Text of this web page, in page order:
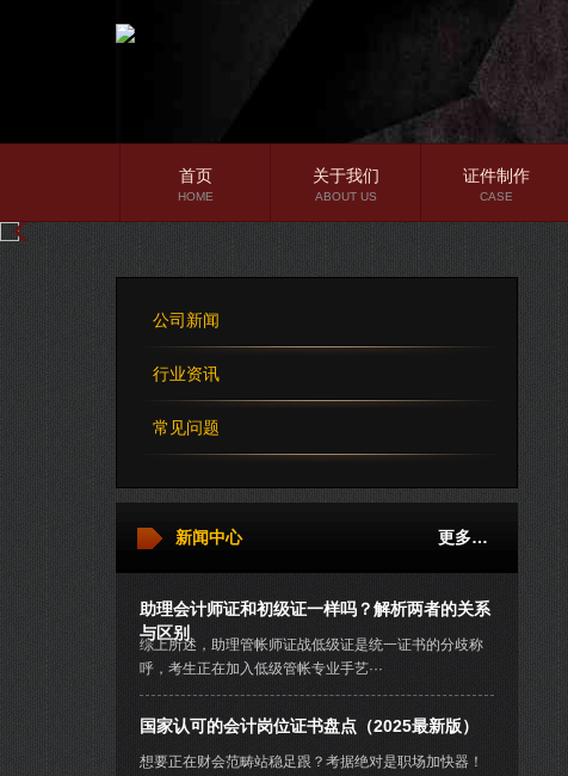
首页
HOME
关于我们
ABOUT US
证件制作
CASE
公司新闻
行业资讯
常见问题
更多…
新闻中心
助理会计师证和初级证一样吗？解析两者的关系
与区别
综上所述，助理管帐师证战低级证是统一证书的分歧称
呼，考生正在加入低级管帐专业手艺···
国家认可的会计岗位证书盘点（2025最新版）
想要正在财会范畴站稳足跟？考据绝对是职场加快器！